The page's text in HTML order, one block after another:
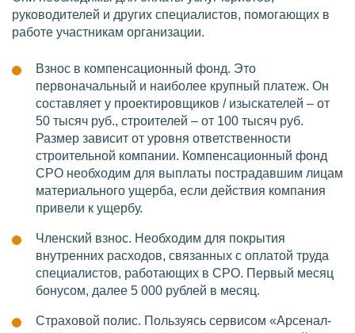
руководителей и других специалистов, помогающих в
работе участникам организации.
Взнос в компенсационный фонд. Это
первоначальный и наиболее крупный платеж. Он
составляет у проектировщиков / изыскателей – от
50 тысяч руб., строителей – от 100 тысяч руб.
Размер зависит от уровня ответственности
строительной компании. Компенсационный фонд
СРО необходим для выплаты пострадавшим лицам
материального ущерба, если действия компания
привели к ущербу.
Членский взнос. Необходим для покрытия
внутренних расходов, связанных с оплатой труда
специалистов, работающих в СРО. Первый месяц
бонусом, далее 5 000 рублей в месяц.
Страховой полис. Пользуясь сервисом «Арсенал-